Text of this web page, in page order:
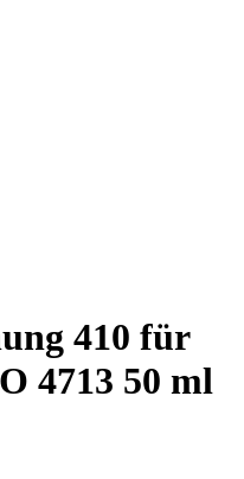
410 für
4713 50 ml